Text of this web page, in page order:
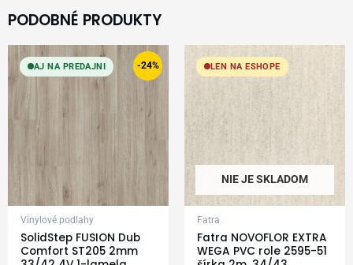
PODOBNÉ PRODUKTY
-24%
AJ NA PREDAJNI
Vinylové podlahy
SolidStep FUSION Dub
Comfort ST205 2mm
Original
price
was:
24,99 €.
Current
price
is:
18,99 €.
LEN NA ESHOPE
NIE JE SKLADOM
Fatra
Fatra NOVOFLOR EXTRA
WEGA PVC role 2595-51